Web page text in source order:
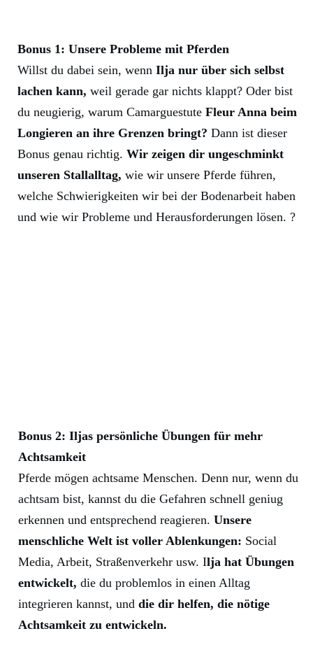
Bonus 1: Unsere Probleme mit Pferden
Willst du dabei sein, wenn Ilja nur über sich selbst
lachen kann, weil gerade gar nichts klappt? Oder bist
du neugierig, warum Camarguestute Fleur Anna beim
Longieren an ihre Grenzen bringt? Dann ist dieser
Bonus genau richtig. Wir zeigen dir ungeschminkt
unseren Stallalltag, wie wir unsere Pferde führen,
welche Schwierigkeiten wir bei der Bodenarbeit haben
und wie wir Probleme und Herausforderungen lösen. ?
Bonus 2: Iljas persönliche Übungen für mehr
Achtsamkeit
Pferde mögen achtsame Menschen. Denn nur, wenn du
achtsam bist, kannst du die Gefahren schnell geniug
erkennen und entsprechend reagieren. Unsere
menschliche Welt ist voller Ablenkungen: Social
Media, Arbeit, Straßenverkehr usw. Ilja hat Übungen
entwickelt, die du problemlos in einen Alltag
integrieren kannst, und die dir helfen, die nötige
Achtsamkeit zu entwickeln.